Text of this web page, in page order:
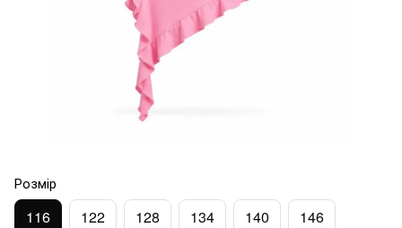
Розмір
116 122 128 134 140 146